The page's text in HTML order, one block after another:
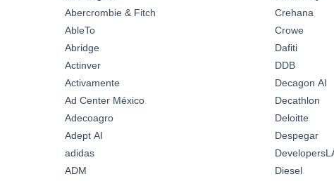
Abercrombie & Fitch
AbleTo
Abridge
Actinver
Activamente
Ad Center México
Adecoagro
Adept AI
adidas
ADM
Crehana
Crowe
Dafiti
DDB
Decagon AI
Decathlon
Deloitte
Despegar
Diesel